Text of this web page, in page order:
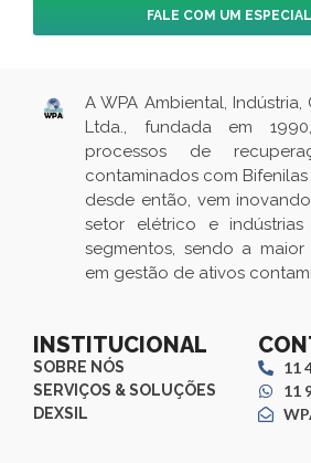
FALE COM UM
A WPA Ambiental,
Ltda., fundada em
processos de
contaminados com
desde então, vem
setor elétrico e
segmentos, sendo a maior
em gestão de ativos
INSTITUCIONAL
SOBRE NÓS
SERVIÇOS & SOLUÇÕES
DEXSIL
11
11